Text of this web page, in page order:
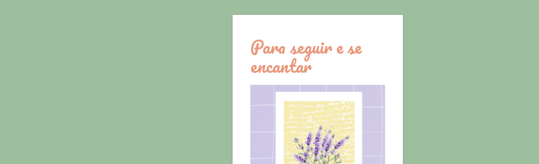
Para seguir e se
encantar